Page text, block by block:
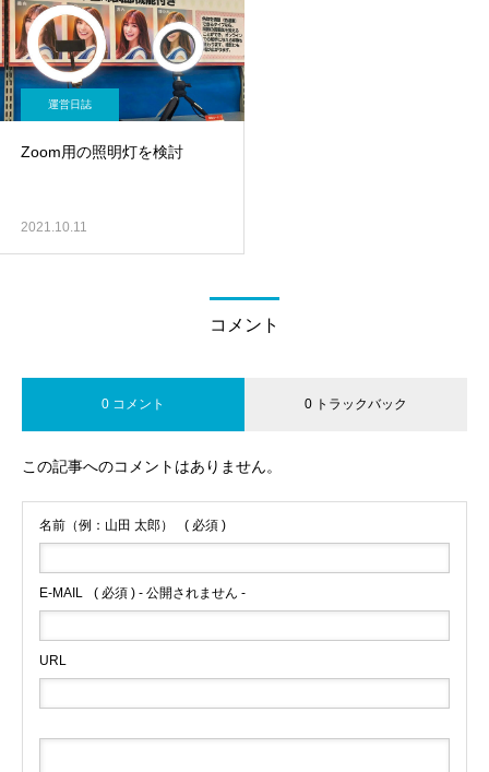
運営日誌
Zoom用の照明灯を検討
2021.10.11
コメント
0 コメント 0 トラックバック
この記事へのコメントはありません。
名前（例：山田 太郎） ( 必須 )
E-MAIL ( 必須 ) - 公開されません -
URL